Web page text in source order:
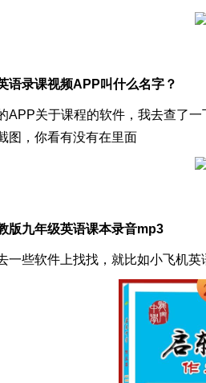
语录课视频APP叫什么名字？
APP关于课程的软件，我去查了
图，你看有没有在里面
版九年级英语课本录音mp3
一些软件上找找，就比如小飞机英